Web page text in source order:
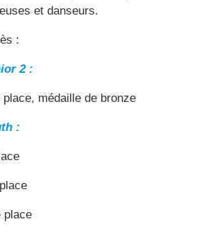
et danseurs.
:
2 :
médaille de bronze
:
place